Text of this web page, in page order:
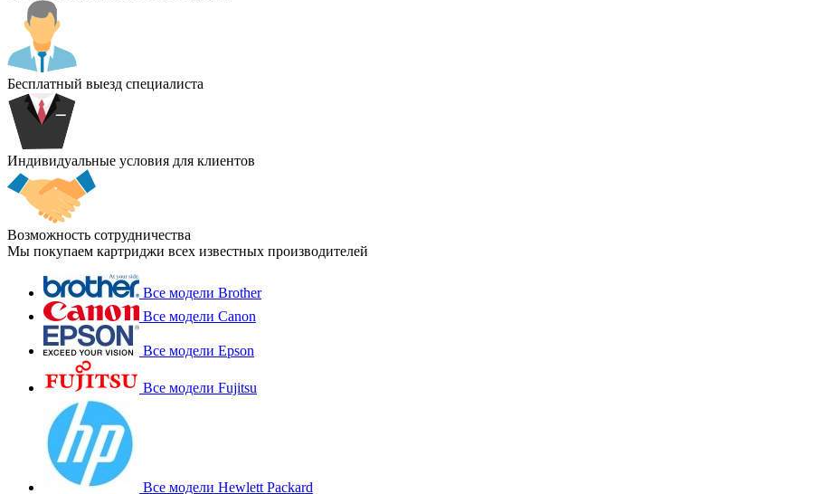
Бесплатный выезд специалиста
Индивидуальные условия для клиентов
Возможность сотрудничества
Мы покупаем картриджи всех известных производителей
Все модели Brother
Все модели Canon
Все модели Epson
Все модели Fujitsu
Все модели Hewlett Packard